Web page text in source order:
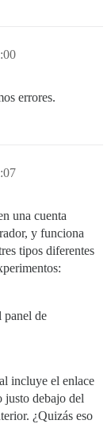
errores.
una cuenta
y funciona
tipos diferentes
panel de
incluye el enlace
justo debajo del
¿Quizás eso